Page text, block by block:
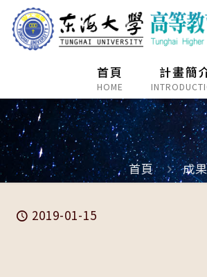
首頁
HOME
計畫簡
首頁 成
2019-01-15